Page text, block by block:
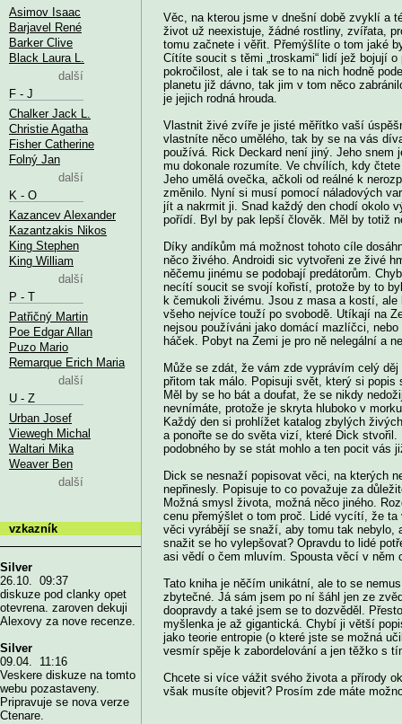
Věc, na kterou jsme v dnešní době zvyklí a
život už neexistuje, žádné rostliny, zvířata,
tomu začnete i věřit. Přemýšlíte o tom jaké
Cítíte soucit s těmi „troskami“ lidí jež bojují
pokročilost, ale i tak se to na nich hodně
planetu již dávno, tak jim v tom něco
je jejich rodná hrouda.
Vlastnit živé zvíře je jisté měřítko vaší
vlastníte něco umělého, tak by se na vás
používá. Rick Deckard není jiný. Jeho
mu dokonale rozumíte. Ve chvílích, kdy
Jeho umělá ovečka, ačkoli od reálné k
změnilo. Nyní si musí pomocí náladových
jít a nakrmit ji. Snad každý den chodí okolo
pořídí. Byl by pak lepší člověk. Měl by totiž
Díky andíkům má možnost tohoto cíle
něco živého. Androidi sic vytvořeni ze živé
něčemu jinému se podobají predátorům.
necítí soucit se svojí kořistí, protože by to
k čemukoli živému. Jsou z masa a kostí,
všeho nejvíce touží po svobodě. Utíkají na
nejsou používáni jako domácí mazlíčci,
háček. Pobyt na Zemi je pro ně nelegální a
Může se zdát, že vám zde vyprávím celý
přitom tak málo. Popisuji svět, který si
Měl by se ho bát a doufat, že se nikdy
nevnímáte, protože je skryta hluboko v
Každý den si prohlížet katalog zbylých
a ponořte se do světa vizí, které Dick
podobného by se stát mohlo a ten pocit vás
Dick se nesnaží popisovat věci, na kterých
nepřinesly. Popisuje to co považuje za
Možná smysl života, možná něco jiného.
cenu přemýšlet o tom proč. Lidé vycítí, že ta
věci vyrábějí se snaží, aby tomu tak nebylo,
snažit se ho vylepšovat? Opravdu to lidé
asi vědí o čem mluvím. Spousta věcí v něm
Tato kniha je něčím unikátní, ale to se
zbytečné. Já sám jsem po ní šáhl jen ze
doopravdy a také jsem se to dozvěděl.
myšlenka je až gigantická. Chybí ji větší
jako teorie entropie (o které jste se možná
vesmír spěje k zabordelování a jen těžko s
Chcete si více vážit svého života a přírody
však musíte objevit? Prosím zde máte
Asimov Isaac
Barjavel René
Barker Clive
Black Laura L.
další
F - J
Chalker Jack L.
Christie Agatha
Fisher Catherine
Folný Jan
další
K - O
Kazancev Alexander
Kazantzakis Nikos
King Stephen
King William
další
P - T
Patřičný Martin
Poe Edgar Allan
Puzo Mario
Remarque Erich Maria
další
U - Z
Urban Josef
Viewegh Michal
Waltari Mika
Weaver Ben
další
vzkazník
Silver
26.10. 09:37
diskuze pod clanky opet
otevrena. zaroven dekuji
Alexovy za nove recenze.
Silver
09.04. 11:16
Veskere diskuze na tomto
webu pozastaveny.
Pripravuje se nova verze
Ctenare.